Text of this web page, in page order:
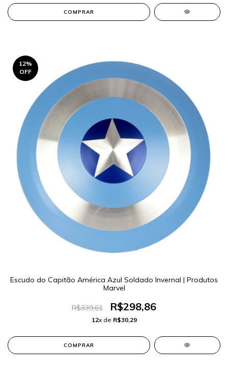
12%
OFF
Escudo do Capitão América Azul Soldado Invernal | Produtos
Marvel
R$339,61 R$298,86
12x de R$30,29
COMPRAR